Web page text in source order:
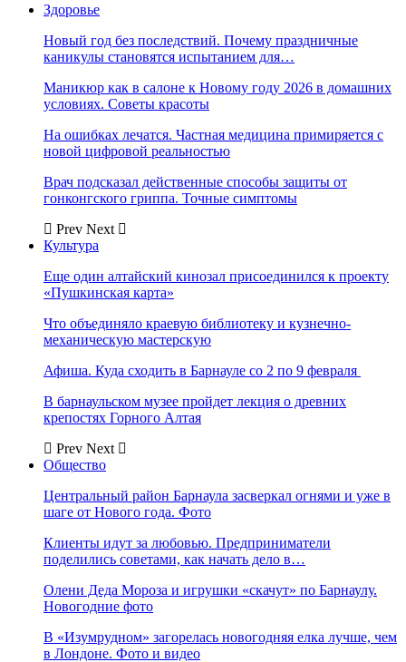
Здоровье
Новый год без последствий. Почему праздничные
каникулы становятся испытанием для…
Маникюр как в салоне к Новому году 2026 в домашних
условиях. Советы красоты
На ошибках лечатся. Частная медицина примиряется с
новой цифровой реальностью
Врач подсказал действенные способы защиты от
гонконгского гриппа. Точные симптомы
Prev Next
Культура
Еще один алтайский кинозал присоединился к проекту
«Пушкинская карта»
Что объединяло краевую библиотеку и кузнечно-
механическую мастерскую
Афиша. Куда сходить в Барнауле со 2 по 9 февраля
В барнаульском музее пройдет лекция о древних
крепостях Горного Алтая
Prev Next
Общество
Центральный район Барнаула засверкал огнями и уже в
шаге от Нового года. Фото
Клиенты идут за любовью. Предприниматели
поделились советами, как начать дело в…
Олени Деда Мороза и игрушки «скачут» по Барнаулу.
Новогодние фото
В «Изумрудном» загорелась новогодняя елка лучше, чем
в Лондоне. Фото и видео